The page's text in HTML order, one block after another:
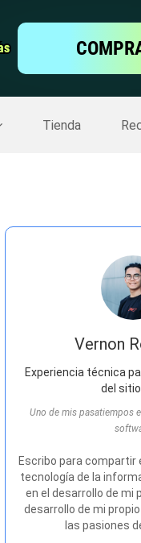
Tienda
pantalla
>>
Vernon
Experiencia técnica
del
Uno de mis pasatiempos
Escribo para compartir
tecnología de la
en el desarrollo de mi
desarrollo de mi
las pasiones